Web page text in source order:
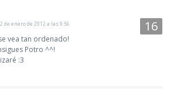
2 de enero de 2012 a las 9:56
vea tan ordenado!
Potro ^^!
:3